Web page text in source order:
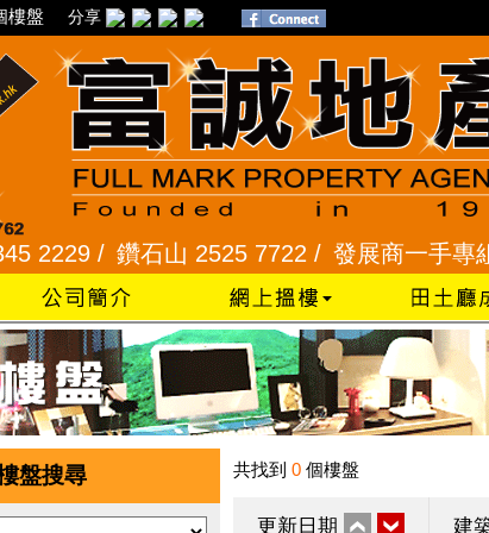
樓盤 分享
/鑽石山 2525 7722 /發展商一手專組
盤搜尋 共找到 0 個樓盤
更新日期 建